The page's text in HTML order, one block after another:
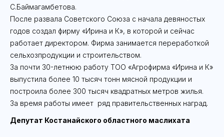
С.Баймагамбетова.
После развала Советского Союза с начала девяностых
годов создал фирму «Ирина и К», в которой и сейчас
работает директором. Фирма занимается переработкой
сельхозпродукции и строительством.
За почти 30-летнюю работу ТОО «Агрофирма «Ирина и К»
выпустила более 10 тысяч тонн мясной продукции и
построила более 300 тысяч квадратных метров жилья.
За время работы имеет ряд правительственных наград.
Депутат Костанайского областного маслихата